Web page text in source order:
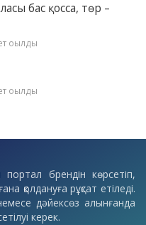
бас қосса, төр –
оқылды
оқылды
брендін көрсетіп,
қолдануға рұқсат етіледі.
дәйексөз алынғанда
керек.